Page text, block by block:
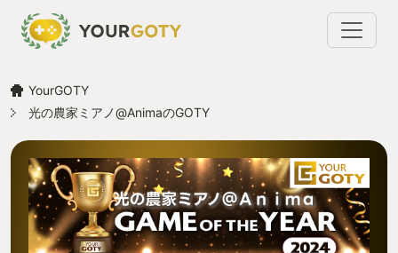
YourGOTY
光の農家ミアノ@AnimaのGOTY